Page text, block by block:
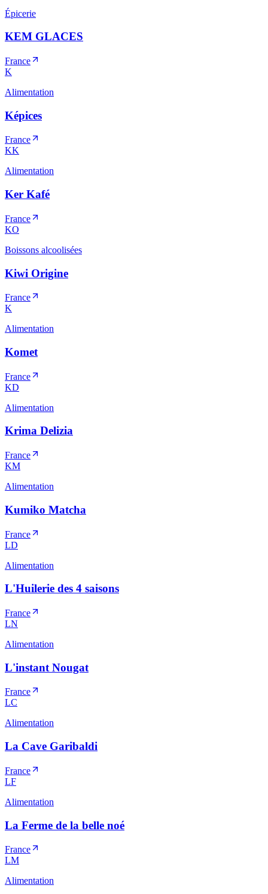
Épicerie
KEM GLACES
France
K
Alimentation
Képices
France
KK
Alimentation
Ker Kafé
France
KO
Boissons alcoolisées
Kiwi Origine
France
K
Alimentation
Komet
France
KD
Alimentation
Krima Delizia
France
KM
Alimentation
Kumiko Matcha
France
LD
Alimentation
L'Huilerie des 4 saisons
France
LN
Alimentation
L'instant Nougat
France
LC
Alimentation
La Cave Garibaldi
France
LF
Alimentation
La Ferme de la belle noé
France
LM
Alimentation